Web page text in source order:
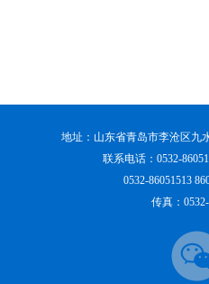
地址：山东省青岛市李沧区
联系电话：0532-
0532-86051513
传真：